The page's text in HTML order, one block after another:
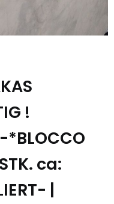
!
*BLOCCO
ca:
|